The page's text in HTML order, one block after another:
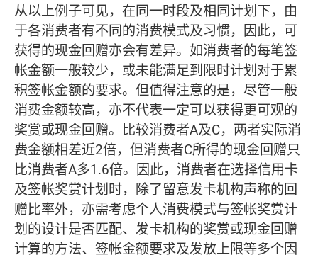
从以上例子可见，在同一时段及相同计划下，由
于各消费者有不同的消费模式及习惯，因此，可
获得的现金回赠亦会有差异。如消费者的每笔签
帐金额一般较少，或未能满足到限时计划对于累
积签帐金额的要求。但值得注意的是，尽管一般
消费金额较高，亦不代表一定可以获得更可观的
奖赏或现金回赠。比较消费者A及C，两者实际消
费金额相差近2倍，但消费者C所得的现金回赠只
比消费者A多1.6倍。因此，消费者在选择信用卡
及签帐奖赏计划时，除了留意发卡机构声称的回
赠比率外，亦需考虑个人消费模式与签帐奖赏计
划的设计是否匹配、发卡机构的奖赏或现金回赠
计算的方法、签帐金额要求及发放上限等多个因